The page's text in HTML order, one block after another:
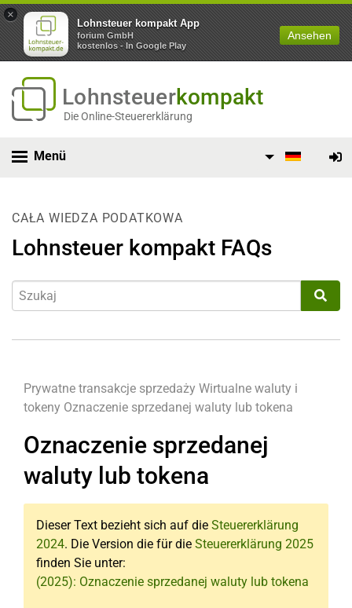
×
Lohnsteuer kompakt App
forium GmbH
kostenlos - In Google Play
Ansehen
Lohnsteuerkompakt
Die Online-Steuererklärung
Menü
CAŁA WIEDZA PODATKOWA
Lohnsteuer kompakt FAQs
Prywatne transakcje sprzedaży Wirtualne waluty i
tokeny Oznaczenie sprzedanej waluty lub tokena
Oznaczenie sprzedanej
waluty lub tokena
Dieser Text bezieht sich auf die Steuererklärung
2024. Die Version die für die Steuererklärung 2025
finden Sie unter:
(2025): Oznaczenie sprzedanej waluty lub tokena